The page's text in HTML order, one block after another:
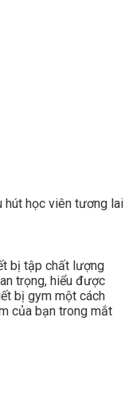
hút học viên tương lai
bị tập chất lượng
trọng, hiểu được
bị gym một cách
của bạn trong mắt